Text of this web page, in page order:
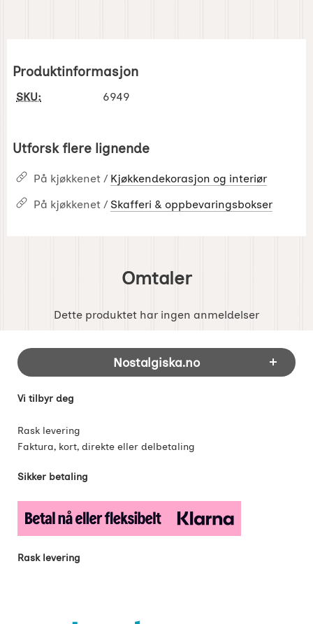
Produktinformasjon
SKU: 6949
Utforsk flere lignende
På kjøkkenet / Kjøkkendekorasjon og interiør
På kjøkkenet / Skafferi & oppbevaringsbokser
Omtaler
Dette produktet har ingen anmeldelser
Footer-innhold Blandet informasjon og
Nostalgiska.no
Vi tilbyr deg
Rask levering
Faktura, kort, direkte eller delbetaling
Sikker betaling
Rask levering